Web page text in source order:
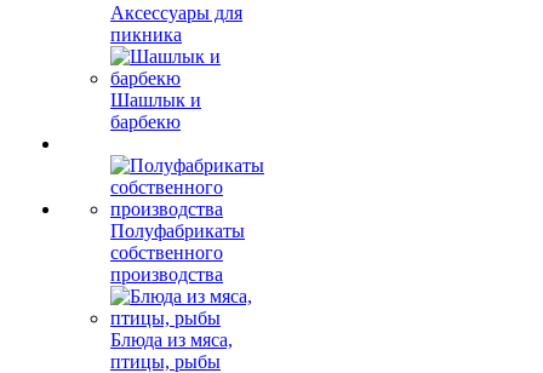
Аксессуары для
пикника
Шашлык и
барбекю
Полуфабрикаты
собственного
производства
Блюда из мяса,
птицы, рыбы